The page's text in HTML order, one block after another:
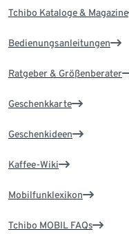
Tchibo Kataloge & Magazine
Bedienungsanleitungen
Ratgeber & Größenberater
Geschenkkarte
Geschenkideen
Kaffee-Wiki
Mobilfunklexikon
Tchibo MOBIL FAQs